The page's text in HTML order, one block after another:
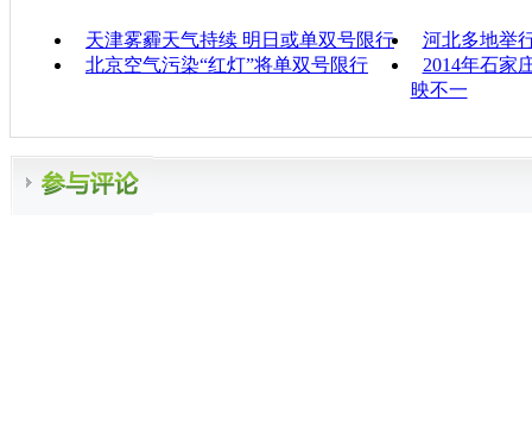
天津雾霾天气持续 明日或单双号限行
河北多地举
北京空气污染“红灯”将单双号限行
2014年石家
映不一